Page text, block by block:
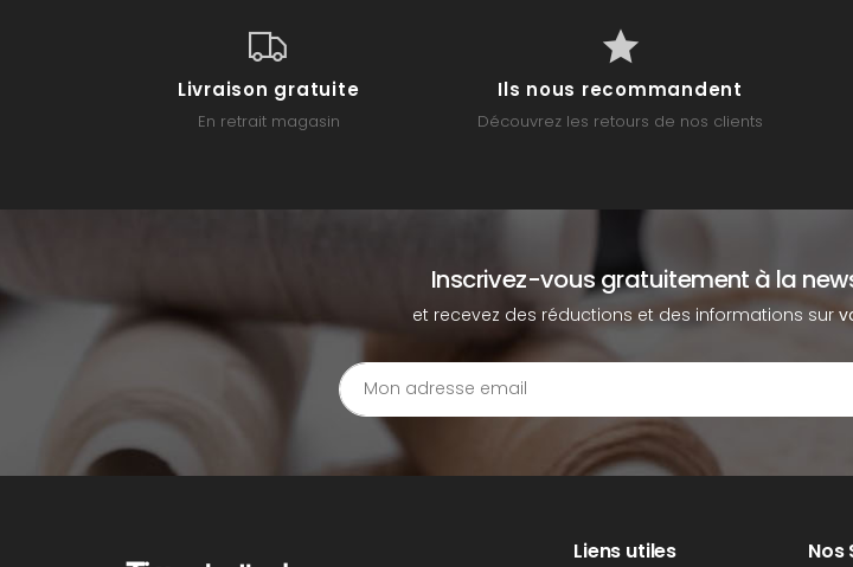
Livraison gratuite
En retrait magasin
Ils nous recommandent
Découvrez les retours de nos clients
Inscrivez-vous gratuitement à la
et recevez des réductions et des informations sur
Liens utiles Nos